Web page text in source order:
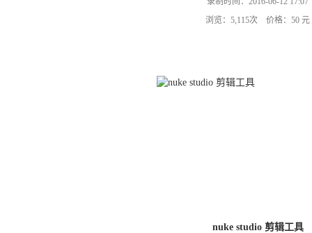
浏览：5,115次 价格：50 元
nuke studio 剪辑工具